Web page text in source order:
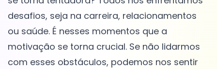
desafios, seja na carreira, relacionamentos
ou saúde. É nesses momentos que a
motivação se torna crucial. Se não lidarmos
com esses obstáculos, podemos nos sentir